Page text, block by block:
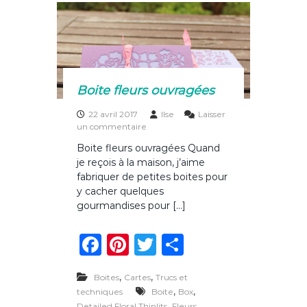
r
i
é
s
k
Boite fleurs ouvragées
22 avril 2017 Ilse
Laisser
un commentaires
r
B
o
i
t
e
l
e
Boite fleurs ouvragées Quand
je reçois à la maison, j’aime
fabriquer de petites boites pour
y cacher quelques
gourmandises pour […]
F
c
Pi
te
T
it
P
ta
Boites, Cartes, Trucs et
techniques
Boite, Box,